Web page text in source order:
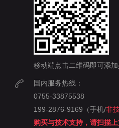
移动端点击二维码即可添
国内服务热线：
0755-33875538
199-2876-9169（手机/非
购买与技术支持，请扫描